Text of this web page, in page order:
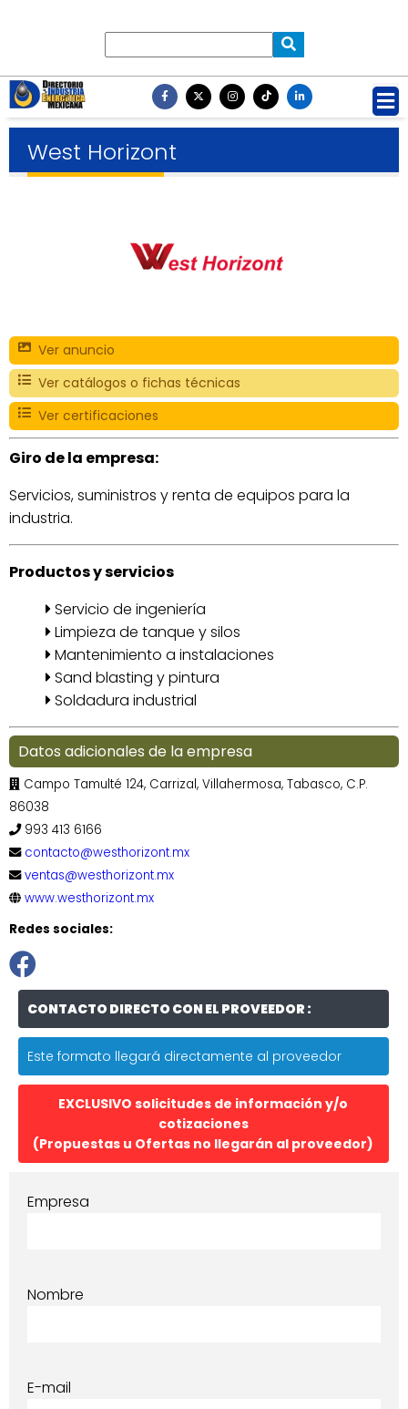
West Horizont
Ver anuncio
Ver catálogos o fichas técnicas
Ver certificaciones
Giro de la empresa:
Servicios, suministros y renta de equipos para la
industria.
Productos y servicios
Servicio de ingeniería
Limpieza de tanque y silos
Mantenimiento a instalaciones
Sand blasting y pintura
Soldadura industrial
Datos adicionales de la empresa
Campo Tamulté 124, Carrizal, Villahermosa, Tabasco, C.P.
86038
993 413 6166
contacto@westhorizont.mx
ventas@westhorizont.mx
www.westhorizont.mx
Redes sociales:
CONTACTO DIRECTO CON EL PROVEEDOR :
Este formato llegará directamente al proveedor
EXCLUSIVO solicitudes de información y/o
cotizaciones
(Propuestas u Ofertas no llegarán al proveedor)
Empresa
Nombre
E-mail